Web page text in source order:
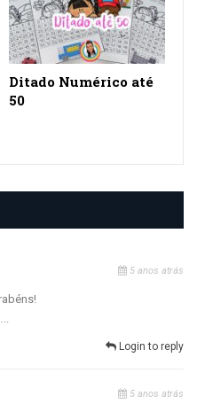
Ditado Numérico até
50
5 anos atrás
Login to reply
5 anos atrás